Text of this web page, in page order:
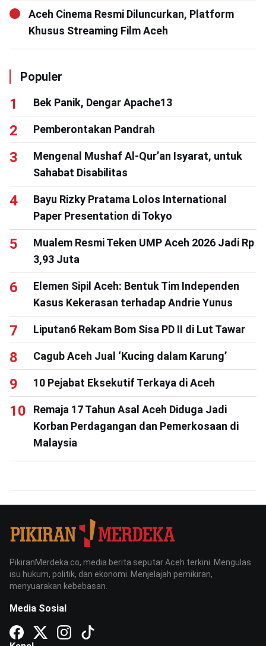
Aceh Cinema Resmi Diluncurkan, Platform
Khusus Streaming Film Aceh
Populer
Bek Panik, Dengar Apache13
Pemberontakan Pandrah
Mengenal Mushaf Al-Qur’an Isyarat, untuk
Sahabat Disabilitas
Bayu Rizky Pratama Lolos International
Paper Presentation di Tokyo
Mualem Resmi Teken UMP Aceh 2026 Jadi Rp
3,93 Juta
Elemen Sipil Aceh: Bentuk Tim Independen
Kasus Kekerasan terhadap Andrie Yunus
Liputan6 Rekam Bom Sisa PD II di Lut Tawar
Cagub Aceh Jual ‘Kucing dalam Karung’
10 Pejabat Eksekutif Terkaya di Aceh
Remaja 17 Tahun Asal Aceh Diduga Jadi
Korban Perdagangan dan Pemerkosaan di
Malaysia
PikiranMerdeka.co, media berita seputar Aceh terkini. Mengulas
isu hukum, politik, dan ekonomi. Menjelajah pemikiran,
menyuarakan kebebasan.
Media Sosial